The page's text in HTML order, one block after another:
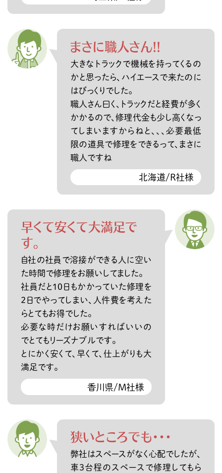
まさに職人さん!!
大きなトラックで機械を持ってくるの
かと思ったら、ハイエースで来たのに
はびっくりでした。
職人さん曰く、トラックだと経費が多く
かかるので、修理代金も少し高くなっ
てしまいますからねと、、、必要最低
限の道具で修理をできるって、まさに
職人ですね
北海道/R社様
早くて安くて大満足で
す。
自社の社員で溶接ができる人に空い
た時間で修理をお願いしてました。
社員だと10日もかかっていた修理を
2日でやってしまい、人件費を考えた
らとてもお得でした。
必要な時だけお願いすればいいの
でとてもリーズナブルです。
とにかく安くて、早くて、仕上がりも大
満足です。
香川県/M社様
狭いところでも・・・
弊社はスペースがなく心配でしたが、
車3台程のスペースで修理してもら